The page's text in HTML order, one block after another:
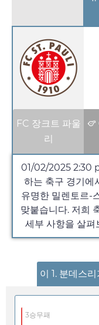
FC 장크트 파울
리
01/02/2025 2:30
하는 축구 경기에
유명한 밀렌토르-
맞붙습니다. 저희
세부 사항을 살펴
이 1. 분데스
3승무패